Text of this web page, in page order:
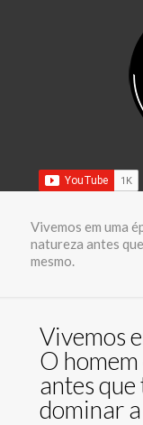
Vivemos em uma
natureza antes
mesmo.
Vivemos
O
antes
dominar